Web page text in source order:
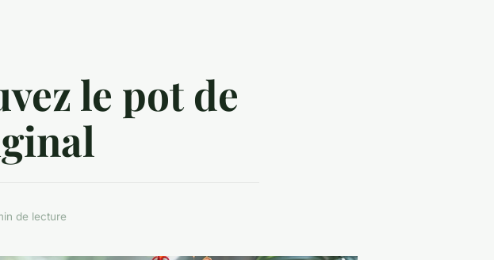
le pot de
de lecture